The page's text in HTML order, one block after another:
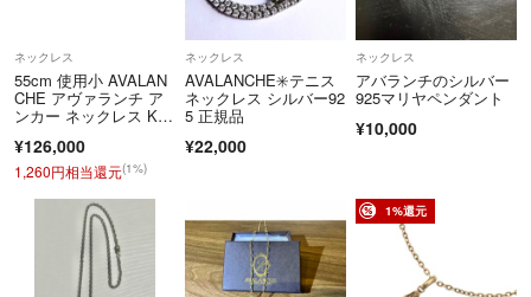
ネックレス
55cm 使用小 AVALAN
CHE アヴァランチ ア
ンカー ネックレス K1
ールド チェーン 4993
¥126,000
1,260円相当還元(1%)
ネックレス
AVALANCHE✳️テニス
ネックレス シルバー92
5 正規品
¥22,000
ネックレス
アバランチのシルバー
925マリヤペンダント
¥10,000
1%還元